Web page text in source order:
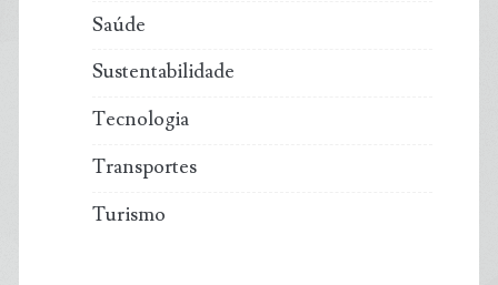
Saúde
Sustentabilidade
Tecnologia
Transportes
Turismo